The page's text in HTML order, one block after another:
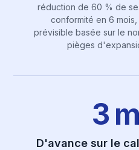
réduction de 60 % de
conformité en 6
prévisible basée sur le
pièges
3
D'avance sur le